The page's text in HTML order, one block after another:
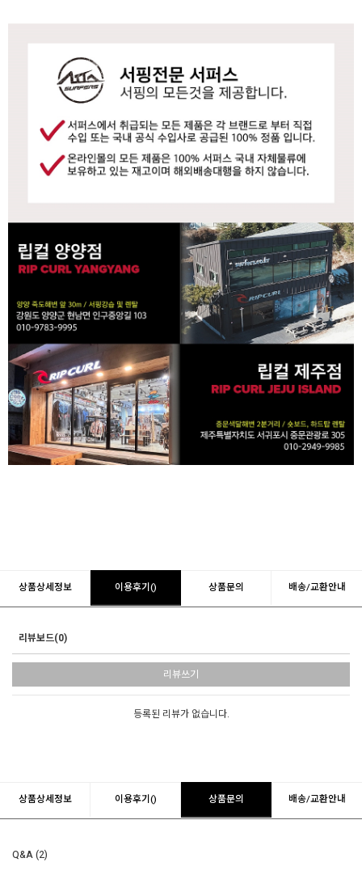
상품상세정보 이용후기() 상품문의 배송/교환안내
리뷰보드(0)
리뷰쓰기
등록된 리뷰가 없습니다.
상품상세정보 이용후기() 상품문의 배송/교환안내
Q&A (2)